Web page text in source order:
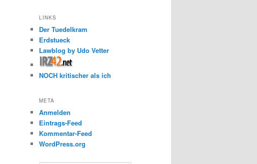
LINKS
Der Tuedelkram
Erdstueck
Lawblog by Udo Vetter
NOCH kritischer als ich
META
Anmelden
Eintrags-Feed
Kommentar-Feed
WordPress.org